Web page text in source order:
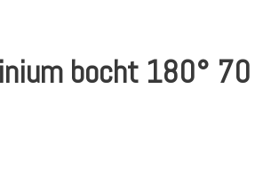
bocht 180° 70